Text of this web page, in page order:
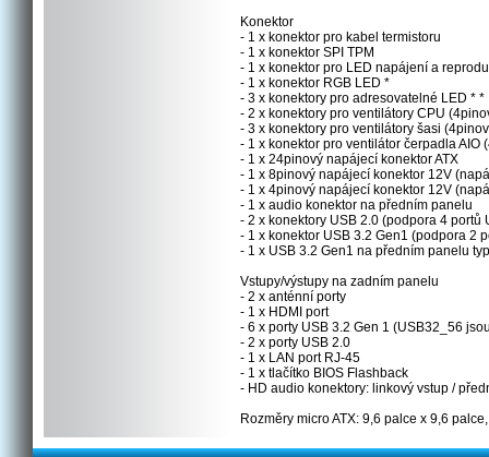
Konektor
- 1 x konektor pro kabel termistoru
- 1 x konektor SPI TPM
- 1 x konektor pro LED napájení a
- 1 x konektor RGB LED *
- 3 x konektory pro adresovatelné LED * *
- 2 x konektory pro ventilátory CPU
- 3 x konektory pro ventilátory šasi
- 1 x konektor pro ventilátor čerpadla
- 1 x 24pinový napájecí konektor ATX
- 1 x 8pinový napájecí konektor 12V
- 1 x 4pinový napájecí konektor 12V
- 1 x audio konektor na předním panelu
- 2 x konektory USB 2.0 (podpora 4 portů
- 1 x konektor USB 3.2 Gen1 (podpora 2
- 1 x USB 3.2 Gen1 na předním panelu
Vstupy/výstupy na zadním panelu
- 2 x anténní porty
- 1 x HDMI port
- 6 x porty USB 3.2 Gen 1 (USB32_56
- 2 x porty USB 2.0
- 1 x LAN port RJ-45
- 1 x tlačítko BIOS Flashback
- HD audio konektory: linkový vstup /
Rozměry micro ATX: 9,6 palce x 9,6